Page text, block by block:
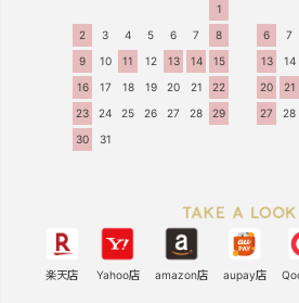
1
2
3 4 5 6 7
8
9
10 11 12 13 14
15
16
17 18 19 20 21
22
23
24 25 26 27 28
29
30
31
6
7
13
14
20
21
27
28
楽天店 Yahoo店 amazon店 aupay店